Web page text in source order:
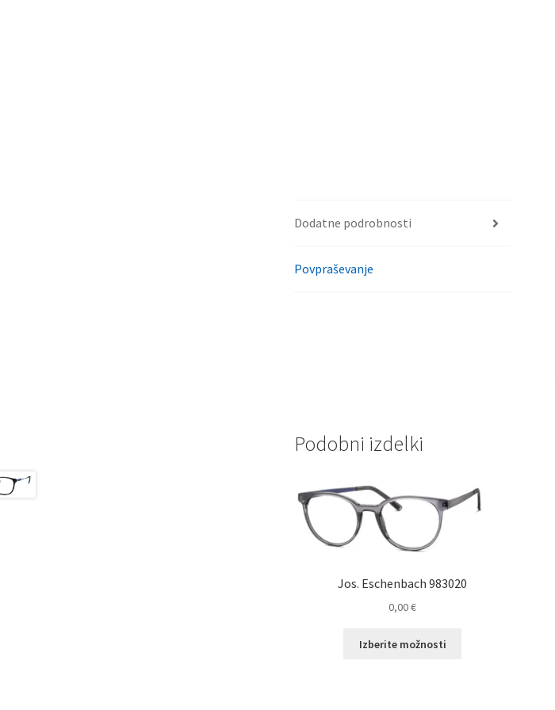
Dodatne podrobnosti
Povpraševanje
Podobni izdelki
Jos. Eschenbach 983020
0,00€
Izberite možnosti